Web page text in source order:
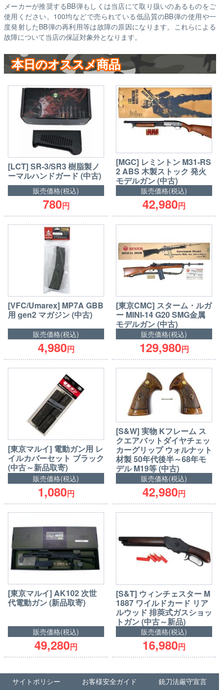
メーカーが推奨するBB弾もしくは当店にて取り扱いのあるものをご
使用ください。100均などで売られている低品質のBB弾の使用や一
度発射したBB弾の再利用等は故障の原因になります。これらによる
故障について当店の保証対象外となります。
本日のオススメ商品
[LCT] SR-3/SR3 樹脂製ノ
ーマルハンドガード (中古)
販売価格(税込)
780円
[MGC] レミントン M31-RS
2 ABS 木製ストック 発火
モデルガン (中古)
販売価格(税込)
42,980円
[VFC/Umarex] MP7A GBB
用 gen2 マガジン (中古)
販売価格(税込)
4,980円
[東京CMC] スターム・ルガ
ー MINI-14 G20 SMG金属
モデルガン (中古)
販売価格(税込)
129,980円
[東京マルイ] 電動ガン用 レ
イルカバーセット ブラック
(中古～新品取寄)
販売価格(税込)
1,080円
[S&W] 実物 Kフレーム ス
クエアバットダイヤチェッ
カーグリップ ウォルナット
材製 50年代後半～68年モ
デル M19等 (中古)
販売価格(税込)
42,980円
[東京マルイ] AK102 次世
代電動ガン (新品取寄)
販売価格(税込)
49,280円
[S&T] ウィンチェスター M
1887 ワイルドカード リア
ルウッド 排莢式ガスショッ
トガン (中古～新品)
販売価格(税込)
16,980円
サイトポリシー お客様安全ガイド 銃刀法厳守宣言